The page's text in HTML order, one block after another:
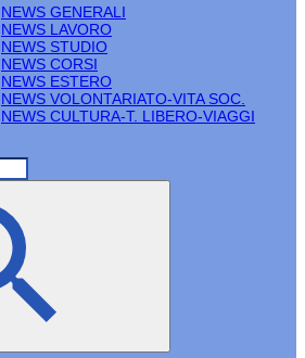
NEWS GENERALI
NEWS LAVORO
NEWS STUDIO
NEWS CORSI
NEWS ESTERO
NEWS VOLONTARIATO-VITA SOC.
NEWS CULTURA-T. LIBERO-VIAGGI